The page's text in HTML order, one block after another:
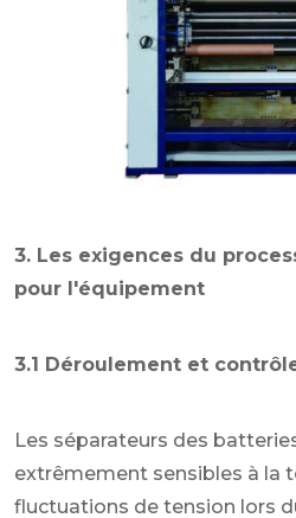
3. Les exigences du
pour l'équipement
3.1 Déroulement et
Les séparateurs des
extrêmement sensibles à la
fluctuations de tension lors